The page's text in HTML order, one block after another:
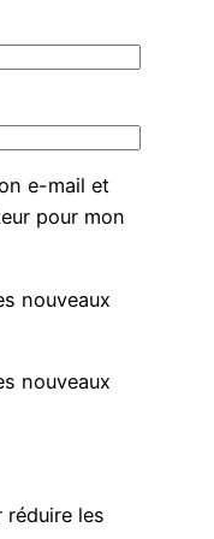
e-mail et
pour mon
nouveaux
nouveaux
réduire les